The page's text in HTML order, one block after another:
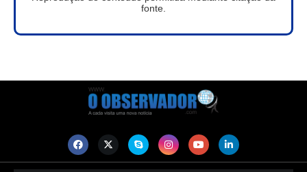
fonte.